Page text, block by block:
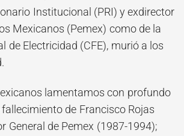
Institucional (PRI) y exdirector
Mexicanos (Pemex) como de la
de Electricidad (CFE), murió a los
lamentamos con profundo
de Francisco Rojas
General de Pemex (1987-1994);